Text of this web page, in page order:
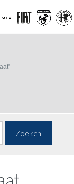
Zoeken